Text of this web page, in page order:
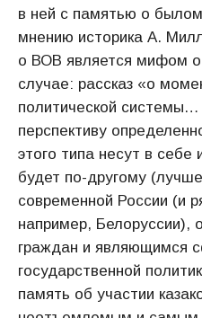
в ней с памятью о
мнению историка А.
о ВОВ является мифом
случае: рассказ «о
политической системы…
перспективу
этого типа несут в
будет по-другому
современной России (и
например,
граждан и являющимся
государственной
память об участии